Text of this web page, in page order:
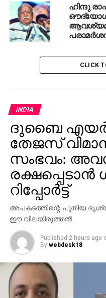
തേനിയില്‍ അയ്യപ്പ
ബസും കൂട്ടിയിടിച്ച്
ഹിന്ദു
CLICK
INDIA
ദുബൈ
തേജസ്
സംഭവം:
രക്ഷപ്പെടാന്‍
റിപ്പോര്‍ട്ട്
അപകടത്തിന്റെ പുതിയ
ഈ വിലയിരുത്തല്‍.
Published 2 hours ago
By webdesk18